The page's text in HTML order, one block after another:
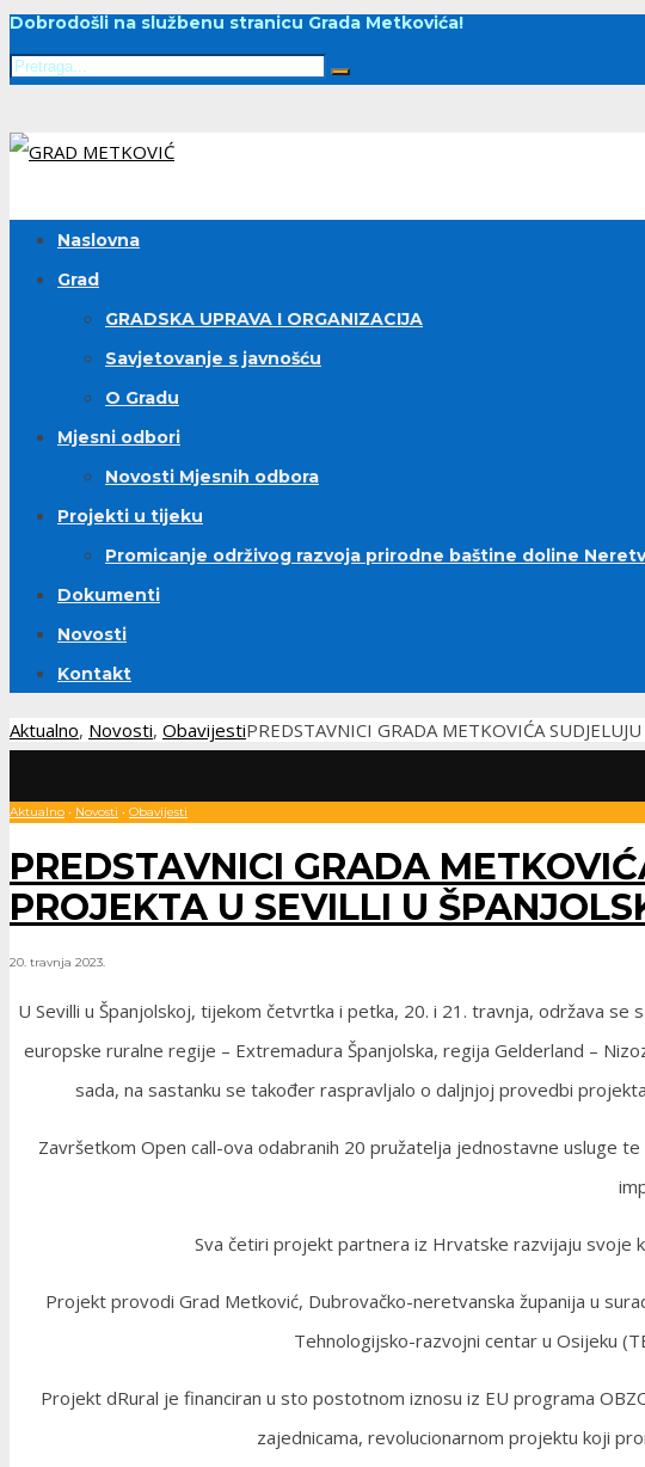
Dobrodošli na službenu stranicu Grada Metkovića!
Naslovna
Grad
GRADSKA UPRAVA I ORGANIZACIJA
Savjetovanje s javnošću
O Gradu
Mjesni odbori
Novosti Mjesnih odbora
Projekti u tijeku
Promicanje održivog razvoja prirodne baštine doline
Dokumenti
Novosti
Kontakt
Aktualno, Novosti, ObavijestiPREDSTAVNICI GRADA METKOVIĆA
Aktualno • Novosti • Obavijesti
PREDSTAVNICI GRADA
PROJEKTA U SEVILLI U
20. travnja 2023.
U Sevilli u Španjolskoj, tijekom četvrtka i petka, 20. i 21. travnja, održava
europske ruralne regije – Extremadura Španjolska, regija Gelderland –
sada, na sastanku se također raspravljalo o daljnjoj provedbi
Završetkom Open call-ova odabranih 20 pružatelja jednostavne usluge
Sva četiri projekt partnera iz Hrvatske razvijaju svoje
Projekt provodi Grad Metković, Dubrovačko-neretvanska županija u
Tehnologijsko-razvojni centar u Osijeku
Projekt dRural je financiran u sto postotnom iznosu iz EU programa
zajednicama, revolucionarnom projektu koji